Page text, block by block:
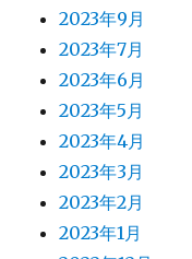
2023年9月
2023年7月
2023年6月
2023年5月
2023年4月
2023年3月
2023年2月
2023年1月